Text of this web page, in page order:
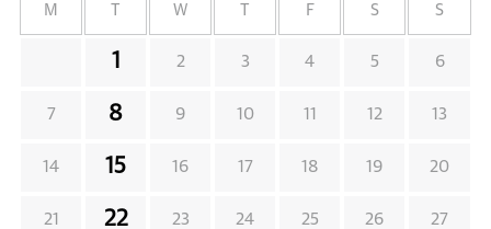
M W F S S
1 2 3 4 5 6
7 8 9 10 11 12 13
14 15 16 17 18 19 20
21 22 23 24 25 26 27